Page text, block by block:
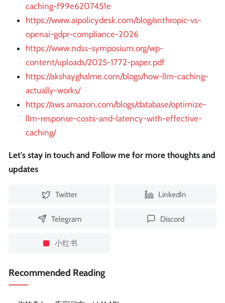
caching-f99e6207451e
https://www.aipolicydesk.com/blog/anthropic-vs-
openai-gdpr-compliance-2026
https://www.ndss-symposium.org/wp-
content/uploads/2025-1772-paper.pdf
https://akshayghalme.com/blogs/how-llm-caching-
actually-works/
https://aws.amazon.com/blogs/database/optimize-
llm-response-costs-and-latency-with-effective-
caching/
Let's stay in touch and Follow me for more thoughts and
updates
Twitter LinkedIn
Telegram Discord
小红书
Recommended Reading